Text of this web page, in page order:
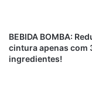
BEBIDA BOMBA:
cintura apenas com
ingredientes!